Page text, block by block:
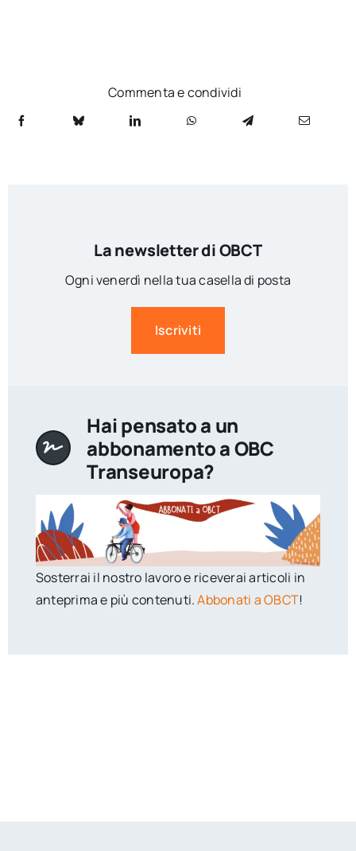
Commenta e condividi
La newsletter di OBCT
Ogni venerdì nella tua casella di posta
Iscriviti
Hai pensato a un
abbonamento a OBC
Transeuropa?
Sosterrai il nostro lavoro e riceverai articoli in
anteprima e più contenuti.Abbonati a OBCT!